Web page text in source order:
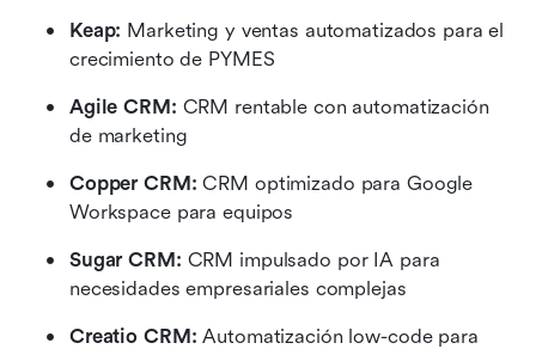
Keap: Marketing y ventas automatizados para el
crecimiento de PYMES
Agile CRM: CRM rentable con automatización
de marketing
Copper CRM: CRM optimizado para Google
Workspace para equipos
Sugar CRM: CRM impulsado por IA para
necesidades empresariales complejas
Creatio CRM: Automatización low-code para